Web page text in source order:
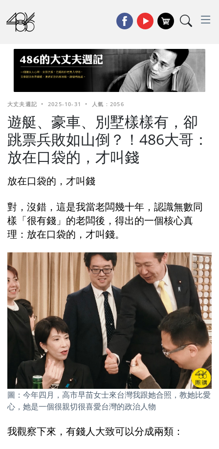
大丈夫週記 • 2025-10-31 • 人氣 : 2056
遊艇、豪車、別墅樣樣有，卻
跳票兵敗如山倒？！486大哥：
放在口袋的，才叫錢
放在口袋的，才叫錢
對，沒錯，這是我當老闆幾十年，認識無數同
樣「很有錢」的老闆後，得出的一個核心真
理：放在口袋的，才叫錢。
圖：今年四月，高市早苗女士來台灣我跟她合照，教她比愛
心，她是一個很親切很喜愛台灣的政治人物
我觀察下來，有錢人大致可以分成兩類：